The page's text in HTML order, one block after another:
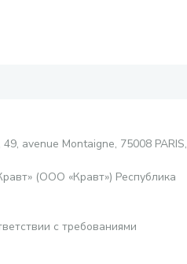
49, avenue Montaigne, 75008 PARIS,
(ООО «Кравт») Республика
с требованиями